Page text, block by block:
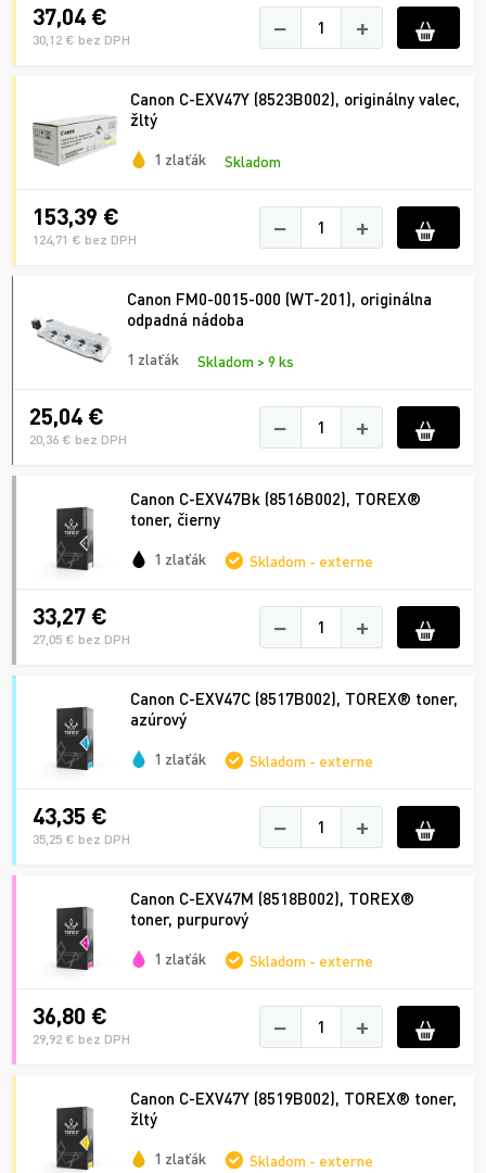
37,04 €
30,12 € bez DPH − +
Canon C-EXV47Y (8523B002), originálny valec,
žltý
1 zlaťák Skladom
153,39 €
124,71 € bez DPH − +
Canon FM0-0015-000 (WT-201), originálna
odpadná nádoba
1 zlaťák Skladom > 9 ks
25,04 €
20,36 € bez DPH − +
Canon C-EXV47Bk (8516B002), TOREX®
toner, čierny
1 zlaťák Skladom - externe
33,27 €
27,05 € bez DPH − +
Canon C-EXV47C (8517B002), TOREX® toner,
azúrový
1 zlaťák Skladom - externe
43,35 €
35,25 € bez DPH − +
Canon C-EXV47M (8518B002), TOREX®
toner, purpurový
1 zlaťák Skladom - externe
36,80 €
29,92 € bez DPH − +
Canon C-EXV47Y (8519B002), TOREX® toner,
žltý
1 zlaťák Skladom - externe